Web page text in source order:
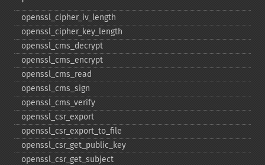
openssl_​cipher_​iv_​length
openssl_​cipher_​key_​length
openssl_​cms_​decrypt
openssl_​cms_​encrypt
openssl_​cms_​read
openssl_​cms_​sign
openssl_​cms_​verify
openssl_​csr_​export
openssl_​csr_​export_​to_​file
openssl_​csr_​get_​public_​key
openssl_​csr_​get_​subject